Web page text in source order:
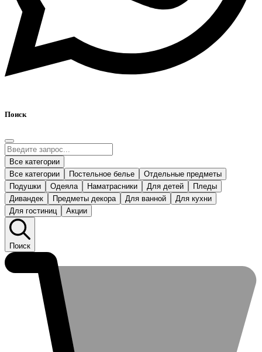
Поиск
Все категории
Все категории
Постельное белье
Отдельные предметы
Подушки
Одеяла Наматрасники Для детей
Пледы
Дивандек
Предметы декора Для ванной
Для кухни
Для гостиниц
Акции
Поиск